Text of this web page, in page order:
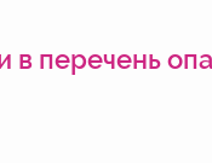
в перечень